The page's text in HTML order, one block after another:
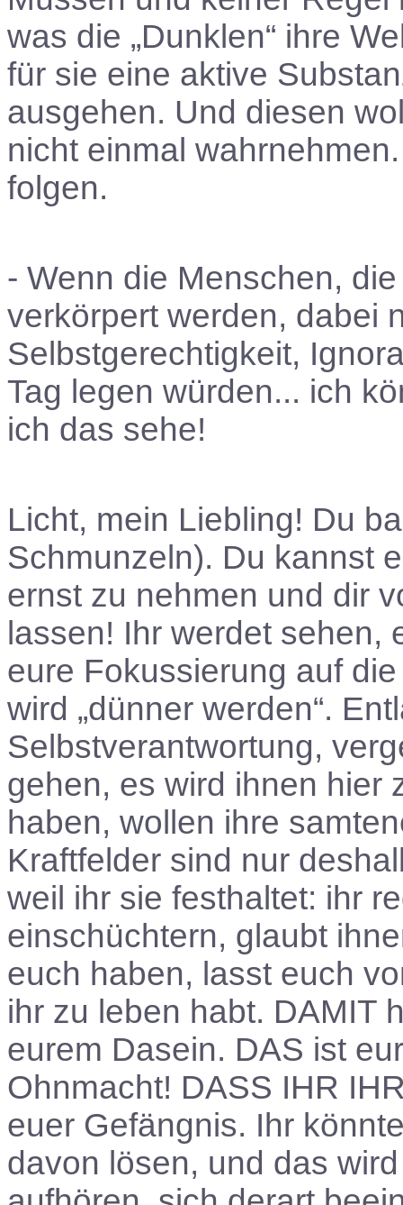
was die „Dunklen“ ihre
für sie eine aktive
ausgehen. Und diesen
nicht einmal
folgen.
- Wenn die Menschen,
verkörpert werden, dabei
Selbstgerechtigkeit,
Tag legen würden... ich
ich das sehe!
Licht, mein Liebling! Du
Schmunzeln). Du kannst
ernst zu nehmen und dir
lassen! Ihr werdet sehen,
eure Fokussierung auf
wird „dünner werden“.
Selbstverantwortung,
gehen, es wird ihnen hier
haben, wollen ihre
Kraftfelder sind nur
weil ihr sie festhaltet: ihr
einschüchtern, glaubt
euch haben, lasst euch
ihr zu leben habt. DAMIT
eurem Dasein. DAS ist
Ohnmacht! DASS IHR
euer Gefängnis. Ihr
davon lösen, und das